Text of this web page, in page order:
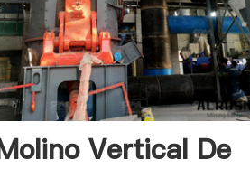
Vertical De